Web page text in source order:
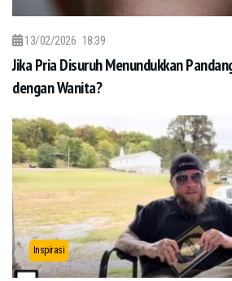
13/02/2026 18:39
Jika Pria Disuruh Menundukkan
dengan Wanita?
Inspirasi